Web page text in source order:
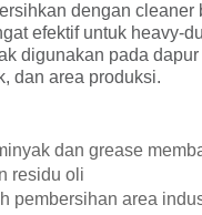
dengan cleaner
efektif untuk heavy-
digunakan pada
dan area produksi.
dan grease
residu oli
pembersihan area